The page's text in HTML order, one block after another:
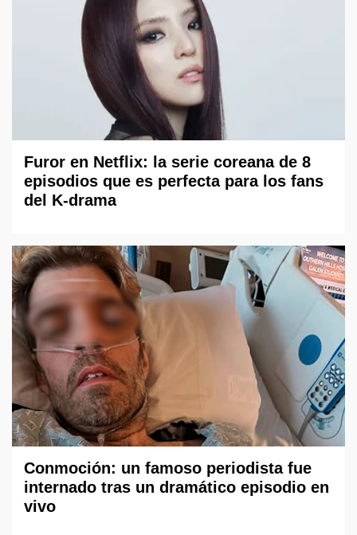
Furor en Netflix: la serie coreana de 8
episodios que es perfecta para los fans
del K-drama
Conmoción: un famoso periodista fue
internado tras un dramático episodio en
vivo